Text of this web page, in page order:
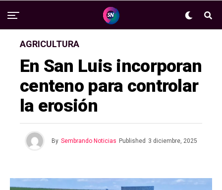
AGRICULTURA
En San Luis incorporan
centeno para controlar
la erosión
By Sembrando Noticias Published 3 diciembre, 2025